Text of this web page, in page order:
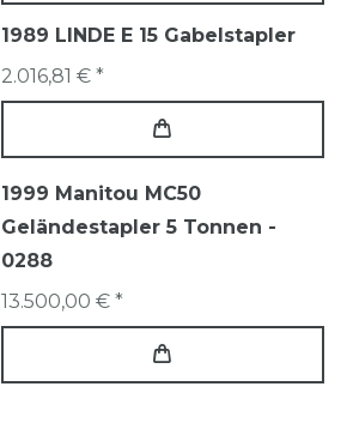
1989 LINDE E 15 Gabelstapler
2.016,81 € *
1999 Manitou MC50
Geländestapler 5 Tonnen -
0288
13.500,00 € *